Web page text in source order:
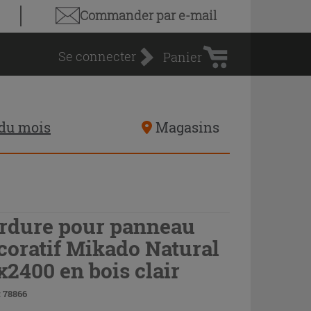
Commander par e-mail
Se connecter
d'achat
Panier
mois Magasins
pour panneau
Mikado Natural
en bois clair
78866